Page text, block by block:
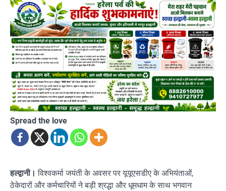
Spread the love
हल्द्वानी। विश्वकर्मा जयंती के अवसर पर यूयूएसडीए के अभियंताओं,
ठेकेदारों और कर्मचारियों ने बड़ी श्रद्धा और धूमधाम के साथ भगवान